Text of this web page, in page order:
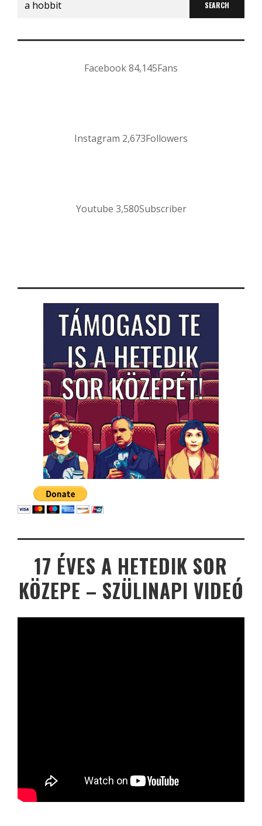
for:
Facebook84,145Fans
Instagram 2,673Followers
Youtube 3,580Subscriber
17 ÉVES A HETEDIK SOR
KÖZEPE – SZÜLINAPI VIDEÓ